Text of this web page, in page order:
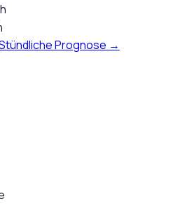
Prognose →